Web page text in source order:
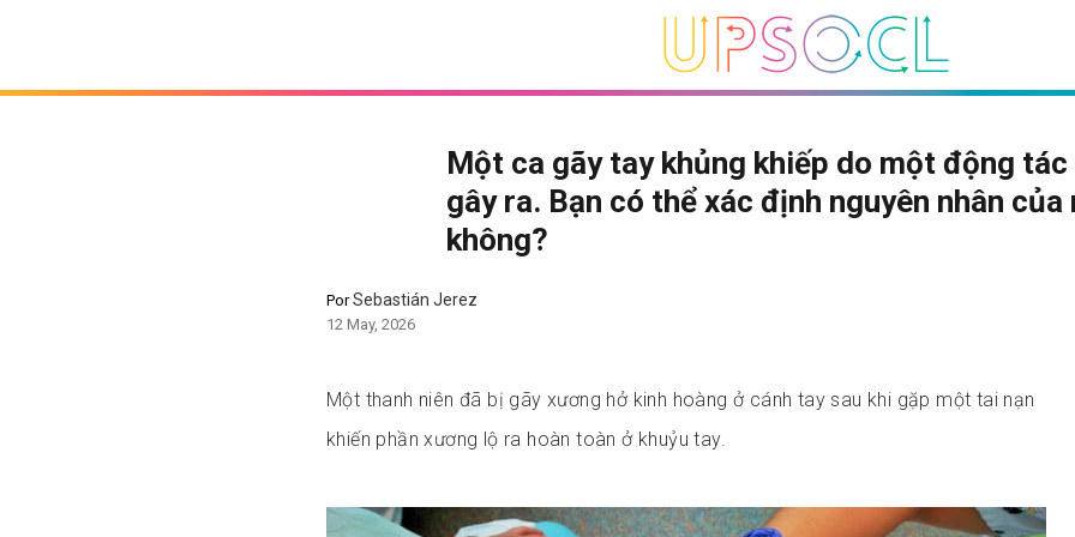
Một ca gãy tay khủng khiếp do một động tác
gây ra. Bạn có thể xác định nguyên nhân của
không?
PorSebastián Jerez
12 May, 2026
Một thanh niên đã bị gãy xương hở kinh hoàng ở cánh tay sau khi gặp một tai nạn
khiến phần xương lộ ra hoàn toàn ở khuỷu tay.